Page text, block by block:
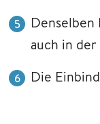
Denselben
auch in
Die